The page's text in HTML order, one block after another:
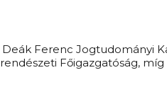
Ferenc Jogtudományi
Főigazgatóság, míg